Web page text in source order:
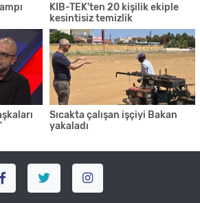
KIB-TEK'ten 20 kişilik ekiple
kesintisiz temizlik
Sıcakta çalışan işçiyi Bakan
yakaladı